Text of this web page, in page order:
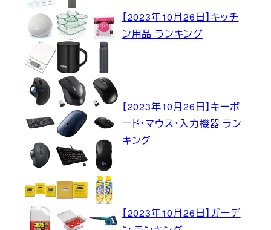
【2023年10月26日】キッチ
ン用品 ランキング
【2023年10月26日】キーボ
ード・マウス・入力機器 ラン
キング
【2023年10月26日】ガーデ